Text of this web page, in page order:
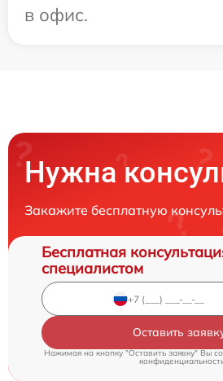
в офис.
Нужна
Закажите бесплатную
Бесплатная
специалистом
Оставить
Нажимая на кнопку "Оставить заявку" Вы